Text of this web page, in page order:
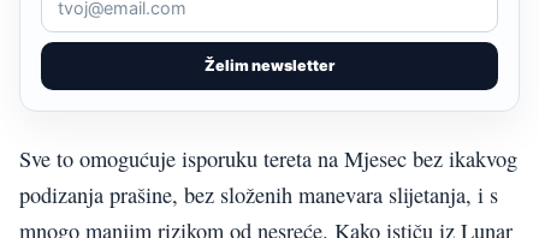
Želim newsletter
Sve to omogućuje isporuku tereta na Mjesec bez ikakvog
podizanja prašine, bez složenih manevara slijetanja, i s
mnogo manjim rizikom od nesreće. Kako ističu iz Lunar